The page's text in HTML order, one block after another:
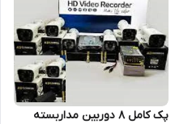
پک کامل 8 دوربین مداربسته